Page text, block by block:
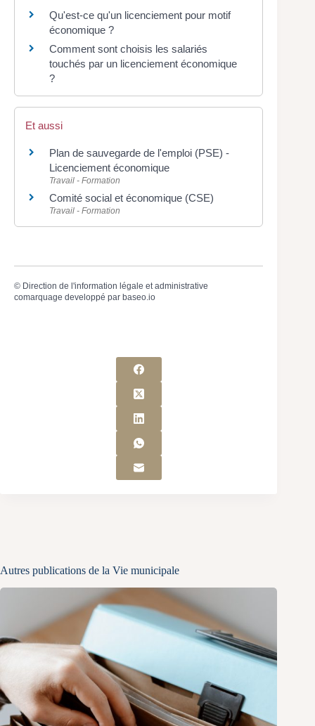
Qu'est-ce qu'un licenciement pour motif
économique ?
Comment sont choisis les salariés
touchés par un licenciement économique
?
Et aussi
Plan de sauvegarde de l'emploi (PSE) -
Licenciement économique
Travail - Formation
Comité social et économique (CSE)
Travail - Formation
© Direction de l'information légale et administrative
comarquage developpé par baseo.io
Autres publications de la Vie municipale